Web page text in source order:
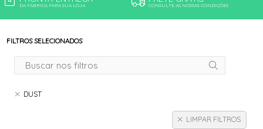
DA FÁBRICA PARA SUA LOJA CONSULTE AS NOSSAS CONDIÇÕES
FILTROS SELECIONADOS
DUST
LIMPAR FILTROS